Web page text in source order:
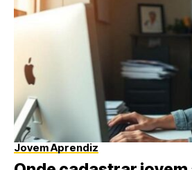
Jovem Aprendiz